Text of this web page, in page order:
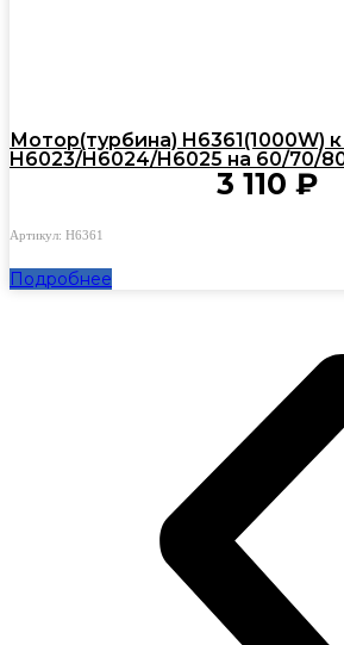
Мотор(турбина) H6361(1000W)
H6023/H6024/H6025 на 60/70/
3 110 ₽
Артикул: H6361
Подробнее